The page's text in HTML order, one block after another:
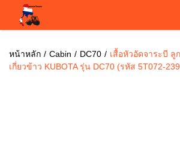
หน้าหลัก Cabin DC70
เสื้อหัวอัดจาระบี
เกี่ยวข้าว KUBOTA รุ่น DC70 (รหัส 5T072-